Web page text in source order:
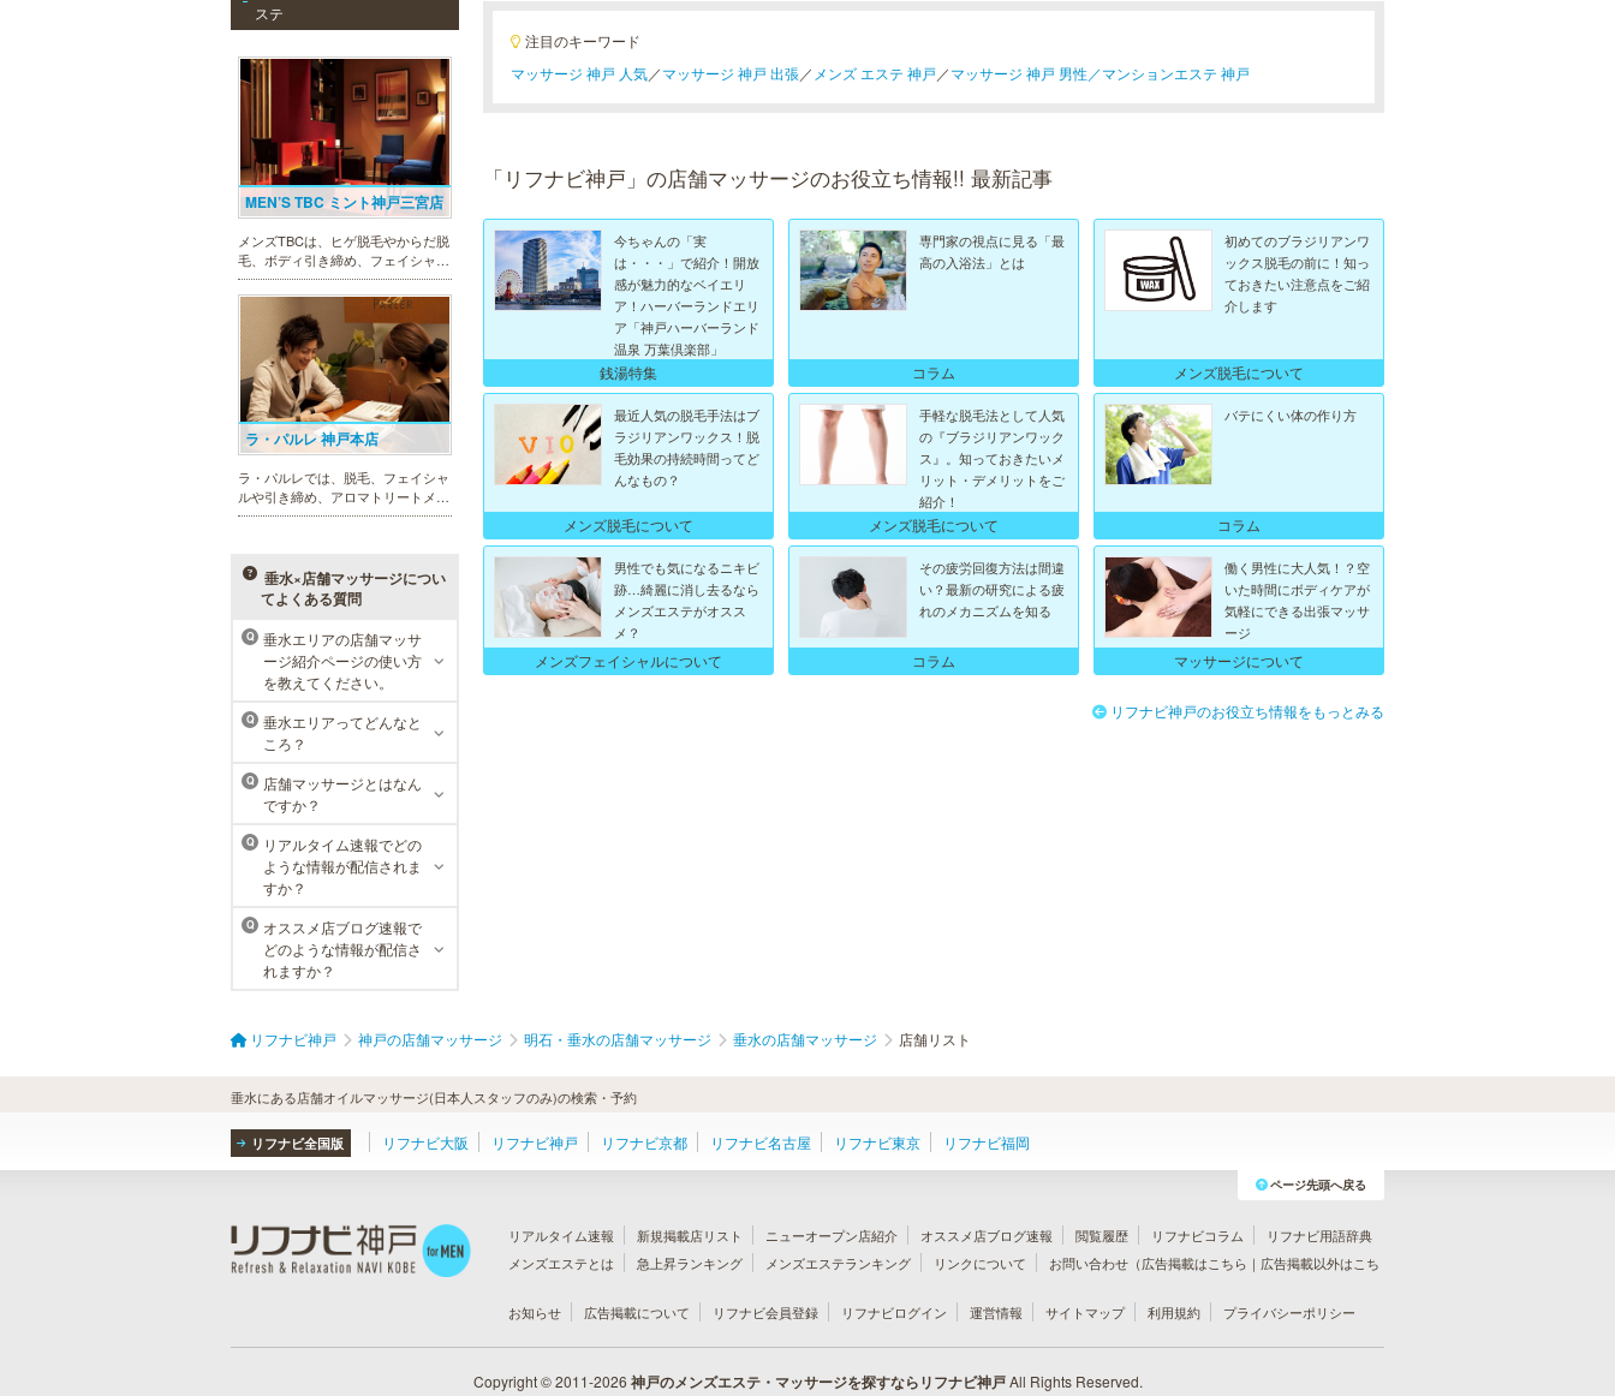
ステ
MEN’S TBC ミント神戸三宮店
メンズTBCは、ヒゲ脱毛やからだ脱
毛、ボディ引き締め、フェイシャル
等、清潔感を保ちたい方や、お手入
れを楽に済ませたい方を全力でサポ
ート致します。各種体験コースもご
用意し、お待ちしております。
ラ・パルレ 神戸本店
ラ・パルレでは、脱毛、フェイシャ
ルや引き締め、アロマトリートメン
ト、本格的なダイエットコース等、
回限定体験コースも多数取り揃えて
おります。
メンズリゼクリニック 神戸三
宮院
メンズリゼクリニックの永久脱毛が
全国で受けられます。多くの男性患
者様にご支持頂き、新宿1院から始
まったメンズリゼクリニックが、現
在では提携院含め全国10院を展開す
るクリニックになりました。
垂水×店舗マッサージについ
てよくある質問
Q
垂水エリアの店舗マッサ
ージ紹介ページの使い方
を教えてください。
Q
垂水エリアってどんなと
ころ？
Q
店舗マッサージとはなん
ですか？
Q
リアルタイム速報でどの
ような情報が配信されま
すか？
Q
オススメ店ブログ速報で
どのような情報が配信さ
れますか？
注目のキーワード
マッサージ 神戸 人気／マッサージ 神戸 出張／ メンズ エステ 神戸／マッサージ 神戸 男性／マンションエステ 神戸
「リフナビ神戸」の店舗マッサージのお役立ち情報!! 最新記事
今ちゃんの「実
は・・・」で紹介！開放
感が魅力的なベイエリ
ア！ハーバーランドエリ
ア「神戸ハーバーランド
温泉 万葉倶楽部」
銭湯特集
専門家の視点に見る「最
高の入浴法」とは
コラム
初めてのブラジリアンワ
ックス脱毛の前に！知っ
ておきたい注意点をご紹
介します
メンズ脱毛について
最近人気の脱毛手法はブ
ラジリアンワックス！脱
毛効果の持続時間ってど
んなもの？
メンズ脱毛について
手軽な脱毛法として人気
の『ブラジリアンワック
ス』。知っておきたいメ
リット・デメリットをご
紹介！
メンズ脱毛について
バテにくい体の作り方
コラム
男性でも気になるニキビ
跡…綺麗に消し去るなら
メンズエステがオスス
メ？
メンズフェイシャルについて
その疲労回復方法は間違
い？最新の研究による疲
れのメカニズムを知る
コラム
働く男性に大人気！？空
いた時間にボディケアが
気軽にできる出張マッサ
ージ
マッサージについて
リフナビ神戸のお役立ち情報をもっとみる
リフナビ神戸 神戸の店舗マッサージ 明石・垂水の店舗マッサージ 垂水の店舗マッサージ 店舗リスト
垂水にある店舗オイルマッサージ(日本人スタッフのみ)の検索・予約
リフナビ全国版 リフナビ大阪 リフナビ神戸 リフナビ京都 リフナビ名古屋 リフナビ東京 リフナビ福岡
ページ先頭へ戻る
リアルタイム速報 新規掲載店リスト ニューオープン店紹介 オススメ店ブログ速報 閲覧履歴 リフナビコラム
リフナビ用語辞典
メンズエステとは
急上昇ランキング メンズエステランキング リンクについて お問い合わせ（広告掲載はこちら ｜ 広告掲載以外はこち
お知らせ
広告掲載について リフナビ会員登録 リフナビログイン 運営情報 サイトマップ 利用規約 プライバシーポリシー
Copyright © 2011-2026 神戸のメンズエステ・マッサージを探すならリフナビ神戸All Rights Reserved.